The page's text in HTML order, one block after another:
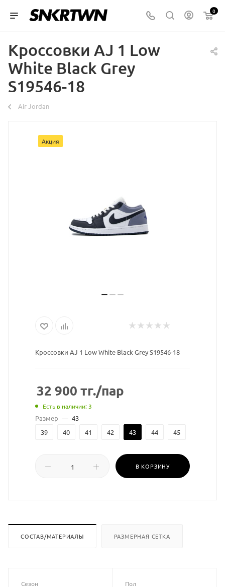
0
Кроссовки AJ 1 Low
White Black Grey
S19546-18
Air Jordan
Акция
Кроссовки AJ 1 Low White Black Grey S19546-18
32 900 тг./пар
Есть в наличии: 3
Размер — 43
39
40 41 42 43 44 45
В КОРЗИНУ
СОСТАВ/МАТЕРИАЛЫ РАЗМЕРНАЯ СЕТКА
Сезон Пол